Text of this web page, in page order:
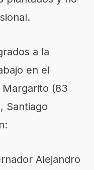
a la
en el
(83
Santiago
Alejandro